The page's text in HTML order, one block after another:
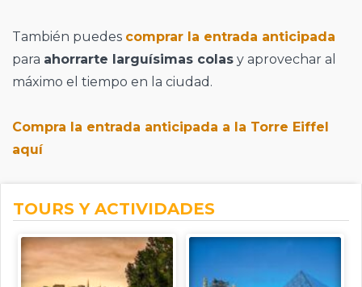
También puedes comprar la entrada anticipada
para ahorrarte larguísimas colas y aprovechar al
máximo el tiempo en la ciudad.
Compra la entrada anticipada a la Torre Eiffel
aquí
TOURS Y ACTIVIDADES